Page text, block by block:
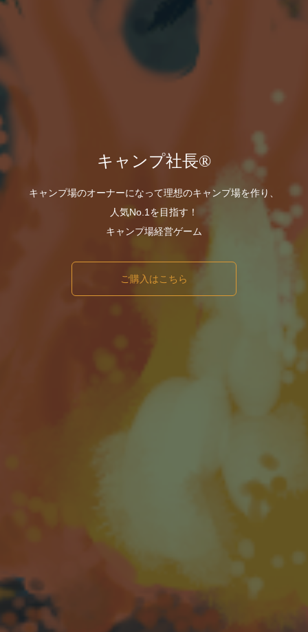
キャンプ社長®️
キャンプ場のオーナーになって理想のキャンプ場を作り、
人気No.1を目指す！
キャンプ場経営ゲーム
ご購入はこちら